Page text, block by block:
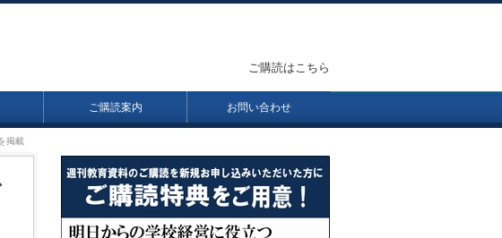
ご購読案内 お問い合わせ
ご購読はこちら
掲載